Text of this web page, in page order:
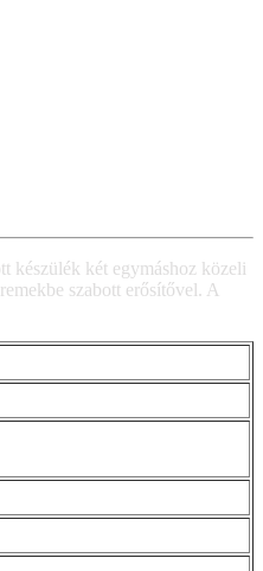
készülék két egymáshoz közeli
szabott erősítővel. A